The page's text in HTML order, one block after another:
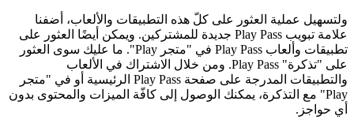
ولتسهيل عملية العثور على كلّ هذه التطبيقات والألعاب، أضفنا
علامة تبويب Play Pass جديدة للمشتركين. ويمكن أيضًا العثور على
تطبيقات وألعاب Play Pass في "متجر Play". ما عليك سوى العثور
على "تذكرة" Play Pass. ومن خلال الاشتراك في الألعاب
والتطبيقات المدرجة على صفحة Play Pass الرئيسية أو في "متجر
Play" مع التذكرة، يمكنك الوصول إلى كافّة الميزات والمحتوى بدون
أي حواجز.